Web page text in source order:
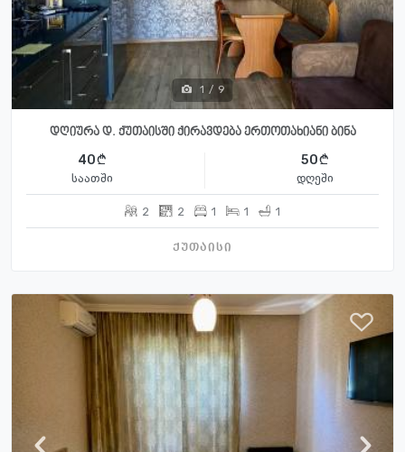
1 / 9
დღიურა დ. ქუთაისში ქირავდება ერთოთახიანი ბინა
40
საათში
50
დღეში
2 2 1 1 1
ქუთაისი